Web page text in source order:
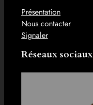
Présentation
Nous contacter
Signaler
Réseaux sociaux